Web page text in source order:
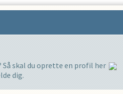
skal du oprette en profil her
dig.